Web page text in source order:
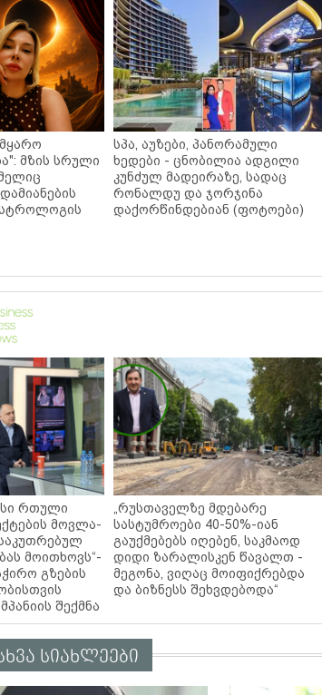
მზის სრული
სპა, აუზები, პანორამული
ხედები - ცნობილია ადგილი
კუნძულ მადეირაზე, სადაც
რონალდუ და ჯორჯინა
დაქორწინდებიან (ფოტოები)
რთული
მოვლა-
მოითხოვს“-
გზების
შექმნა
„რუსთაველზე მდებარე
სასტუმროები 40-50%-იან
გაუქმებებს იღებენ, საკმაოდ
დიდი ზარალისკენ წავალთ -
მეგონა, ვიღაც მოიფიქრებდა
და ბიზნესს შეხვდებოდა“
სიახლეები